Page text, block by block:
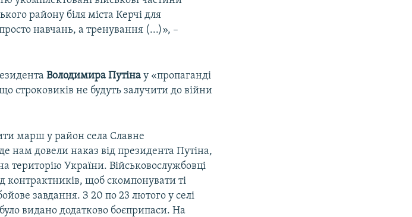
району біля міста Керчі для
навчань, а тренування (...)», –
Володимира Путінау «пропаганді
строковиків не будуть залучити до війни
марш у район села Славне
нам довели наказ від президента Путіна,
територію України. Військовослужбовці
контрактників, щоб скомпонувати ті
завдання. З 20 по 23 лютого у селі
видано додатково боєприпаси. На